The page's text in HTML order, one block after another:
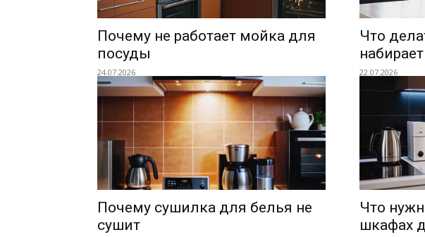
Почему не работает мойка для
посуды
24.07.2026
Что
22.07.2026
Почему сушилка для белья не
сушит
Что
шкафах